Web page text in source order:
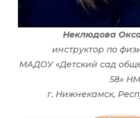
Неклюдова
инструктор по
МАДОУ «Детский сад
58»
г. Нижнекамск,